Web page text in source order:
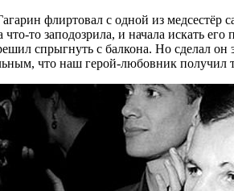
флиртовал с одной из медсестёр
то заподозрила, и начала искать
спрыгнуть с балкона. Но сделал
что наш герой-любовник получил